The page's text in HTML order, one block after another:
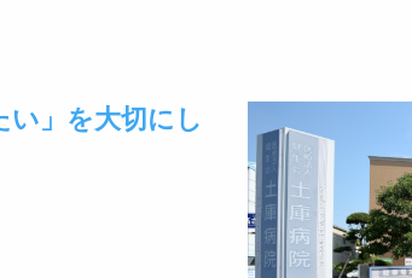
い」を大切にし